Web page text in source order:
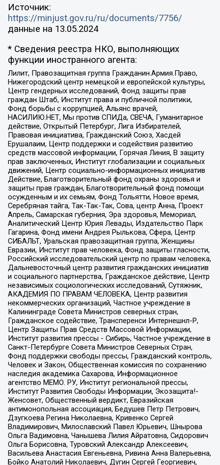
Источник:
https://minjust.gov.ru/ru/documents/7756/
данные на 13.05.2024
* Сведения реестра НКО, выполняющих
функции иностранного агента:
Лилит, Правозащитная группа Гражданин.Армия.Право,
Нижегородский центр немецкой и европейской культуры,
Центр гендерных исследований, Фонд защиты прав
граждан Штаб, Институт права и публичной политики,
Фонд борьбы с коррупцией, Альянс врачей,
НАСИЛИЮ.НЕТ, Мы против СПИДа, СВЕЧА, Гуманитарное
действие, Открытый Петербург, Лига Избирателей,
Правовая инициатива, Гражданский Союз, Хасдей
Ерушалаим, Центр поддержки и содействия развитию
средств массовой информации, Горячая Линия, В защиту
прав заключенных, Институт глобализации и социальных
движений, Центр социально-информационных инициатив
Действие, Благотворительный фонд охраны здоровья и
защиты прав граждан, Благотворительный фонд помощи
осужденным и их семьям, Фонд Тольятти, Новое время,
Серебряная тайга, Так-Так-Так, Сова, центр Анна, Проект
Апрель, Самарская губерния, Эра здоровья, Мемориал,
Аналитический Центр Юрия Левады, Издательство Парк
Гагарина, Фонд имени Андрея Рылькова, Сфера, Центр
СИБАЛЬТ, Уральская правозащитная группа, Женщины
Евразии, Институт прав человека, Фонд защиты гласности,
Российский исследовательский центр по правам человека,
Дальневосточный центр развития гражданских инициатив
и социального партнерства, Гражданское действие, Центр
независимых социологических исследований, Сутяжник,
АКАДЕМИЯ ПО ПРАВАМ ЧЕЛОВЕКА, Центр развития
некоммерческих организаций, Частное учреждение в
Калининграде Совета Министров северных стран,
Гражданское содействие, Трансперенси Интернешнл-Р,
Центр Защиты Прав Средств Массовой Информации,
Институт развития прессы - Сибирь, Частное учреждение в
Санкт-Петербурге Совета Министров Северных Стран,
Фонд поддержки свободы прессы, Гражданский контроль,
Человек и Закон, Общественная комиссия по сохранению
наследия академика Сахарова, Информационное
агентство МЕМО. РУ, Институт региональной прессы,
Институт Развития Свободы Информации, Экозащита!-
Женсовет, Общественный вердикт, Евразийская
антимонопольная ассоциация, Бедушев Петр Петрович,
Дзугкоева Регина Николаевна, Кривенко Сергей
Владимирович, Милославский Павел Юрьевич, Шнырова
Ольга Вадимовна, Чанышева Лилия Айратовна, Сидорович
Ольга Борисовна, Туровский Александр Алексеевич,
Васильева Анастасия Евгеньевна, Ривина Анна Валерьевна,
Бойко Анатолий Николаевич, Дугин Сергей Георгиевич,